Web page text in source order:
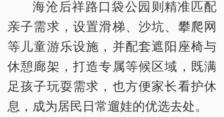
海沧后祥路口袋公园则精准匹配
亲子需求，设置滑梯、沙坑、攀爬网
等儿童游乐设施，并配套遮阳座椅与
休憩廊架，打造专属等候区域，既满
足孩子玩耍需求，也方便家长看护休
息，成为居民日常遛娃的优选去处。